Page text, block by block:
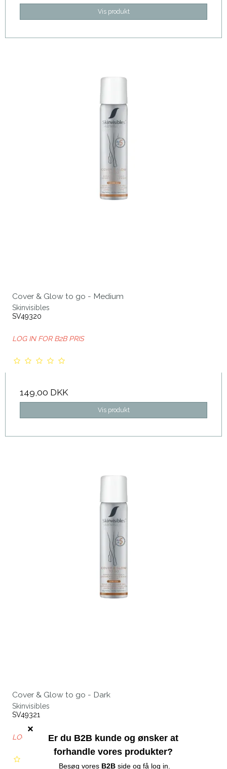
Vis produkt
Cover & Glow to go - Medium
Skinvisibles
SV49320
LOG IN FOR B2B PRIS
149,00 DKK
Vis produkt
Cover & Glow to go - Dark
Skinvisibles
SV49321
LOG IN FOR B2B PRIS